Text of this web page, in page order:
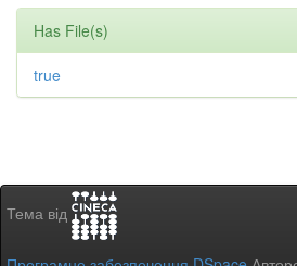
Has File(s)
true
Тема від